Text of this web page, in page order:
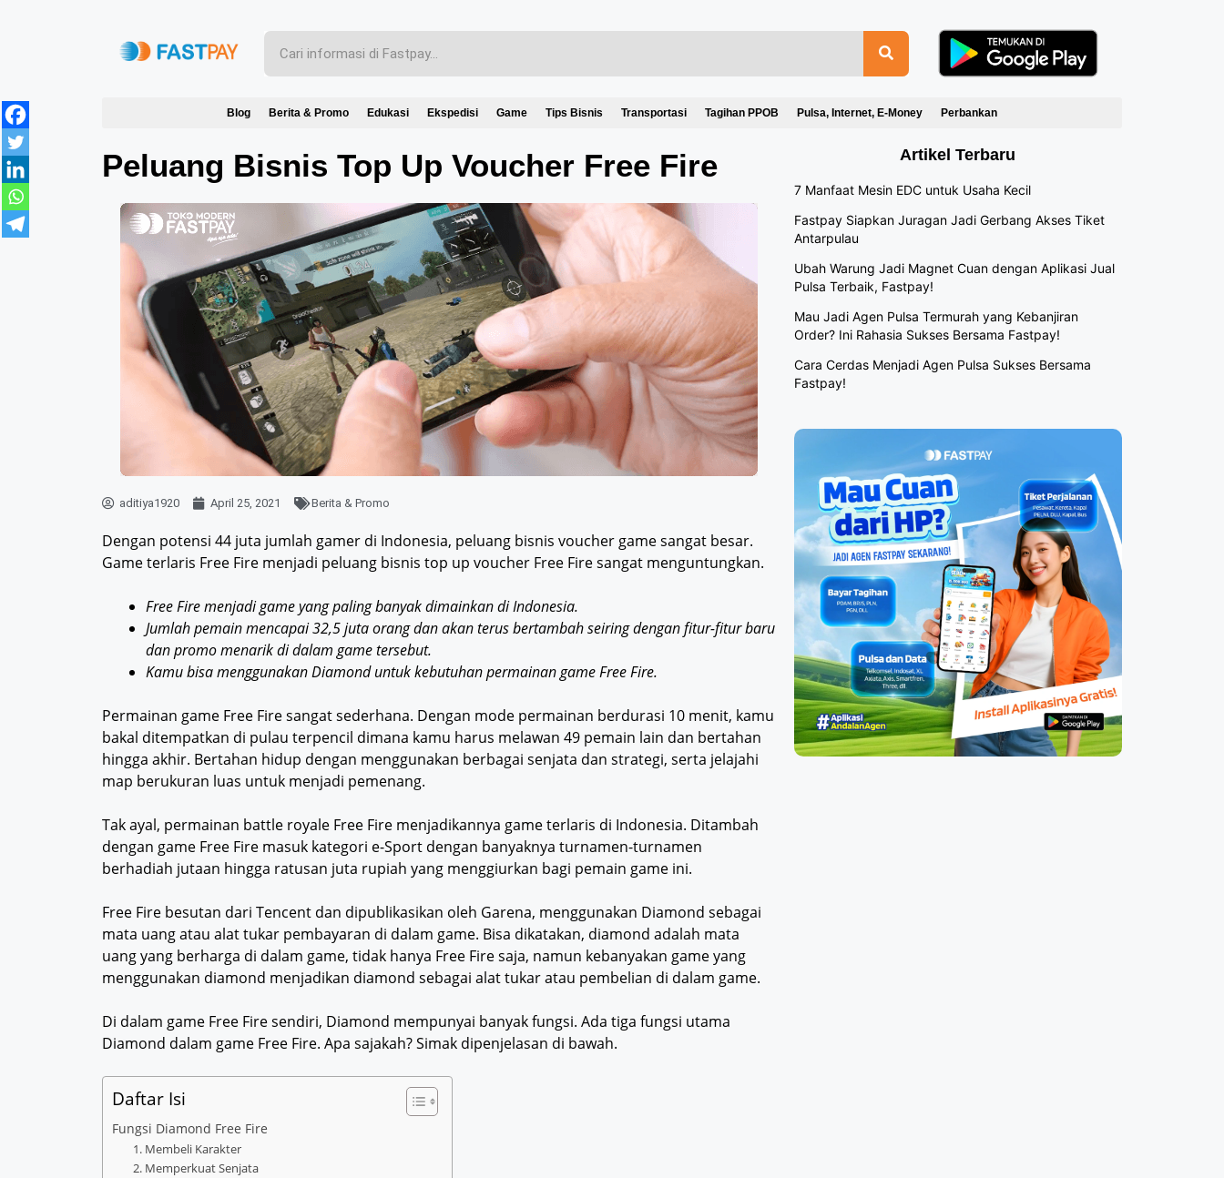
Blog Berita & Promo Edukasi Ekspedisi Game Tips Bisnis Transportasi Tagihan PPOB Pulsa, Internet, E-Money Perbankan
Peluang Bisnis Top Up Voucher Free Fire
aditiya1920 April 25, 2021 Berita & Promo
Dengan potensi 44 juta jumlah gamer di Indonesia, peluang bisnis voucher game sangat besar.
Game terlaris Free Fire menjadi peluang bisnis top up voucher Free Fire sangat menguntungkan.
Free Fire menjadi game yang paling banyak dimainkan di Indonesia.
Jumlah pemain mencapai 32,5 juta orang dan akan terus bertambah seiring dengan fitur-fitur baru
dan promo menarik di dalam game tersebut.
Kamu bisa menggunakan Diamond untuk kebutuhan permainan game Free Fire.
Permainan game Free Fire sangat sederhana. Dengan mode permainan berdurasi 10 menit, kamu
bakal ditempatkan di pulau terpencil dimana kamu harus melawan 49 pemain lain dan bertahan
hingga akhir. Bertahan hidup dengan menggunakan berbagai senjata dan strategi, serta jelajahi
map berukuran luas untuk menjadi pemenang.
Tak ayal, permainan battle royale Free Fire menjadikannya game terlaris di Indonesia. Ditambah
dengan game Free Fire masuk kategori e-Sport dengan banyaknya turnamen-turnamen
berhadiah jutaan hingga ratusan juta rupiah yang menggiurkan bagi pemain game ini.
Free Fire besutan dari Tencent dan dipublikasikan oleh Garena, menggunakan Diamond sebagai
mata uang atau alat tukar pembayaran di dalam game. Bisa dikatakan, diamond adalah mata
uang yang berharga di dalam game, tidak hanya Free Fire saja, namun kebanyakan game yang
menggunakan diamond menjadikan diamond sebagai alat tukar atau pembelian di dalam game.
Di dalam game Free Fire sendiri, Diamond mempunyai banyak fungsi. Ada tiga fungsi utama
Diamond dalam game Free Fire. Apa sajakah? Simak dipenjelasan di bawah.
Daftar Isi
Fungsi Diamond Free Fire
1. Membeli Karakter
2. Memperkuat Senjata
Artikel Terbaru
7 Manfaat Mesin EDC untuk Usaha Kecil
Fastpay Siapkan Juragan Jadi Gerbang Akses Tiket
Antarpulau
Ubah Warung Jadi Magnet Cuan dengan Aplikasi Jual
Pulsa Terbaik, Fastpay!
Mau Jadi Agen Pulsa Termurah yang Kebanjiran
Order? Ini Rahasia Sukses Bersama Fastpay!
Cara Cerdas Menjadi Agen Pulsa Sukses Bersama
Fastpay!